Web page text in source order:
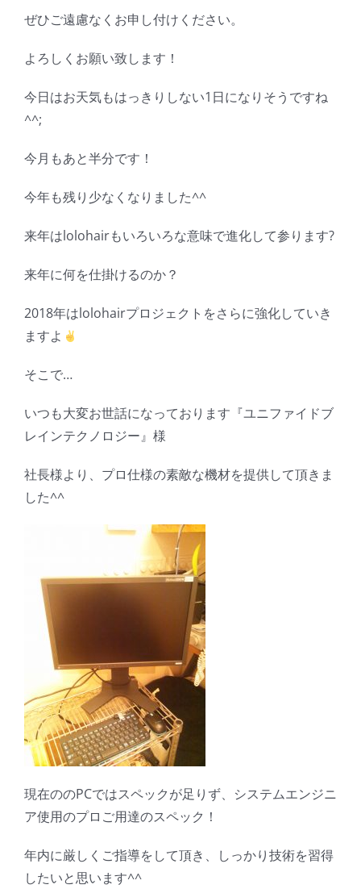
ぜひご遠慮なくお申し付けください。
よろしくお願い致します！
今日はお天気もはっきりしない1日になりそうですね
^^;
今月もあと半分です！
今年も残り少なくなりました^^
来年はlolohairもいろいろな意味で進化して参ります?
来年に何を仕掛けるのか？
2018年はlolohairプロジェクトをさらに強化していき
ますよ
そこで…
いつも大変お世話になっております『ユニファイドブ
レインテクノロジー』様
社長様より、プロ仕様の素敵な機材を提供して頂きま
した^^
現在ののPCではスペックが足りず、システムエンジニ
ア使用のプロご用達のスペック！
年内に厳しくご指導をして頂き、しっかり技術を習得
したいと思います^^